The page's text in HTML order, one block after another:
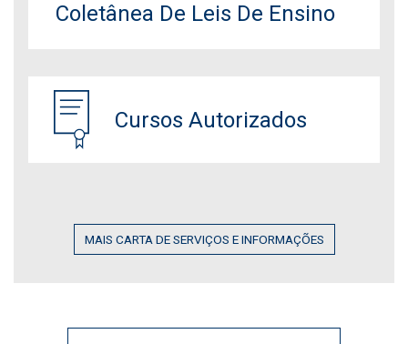
Coletânea De Leis De Ensino
Cursos Autorizados
MAIS CARTA DE SERVIÇOS E INFORMAÇÕES